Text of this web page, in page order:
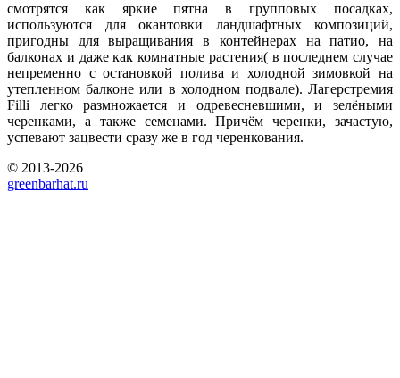
смотрятся как яркие пятна в групповых посадках,
используются для окантовки ландшафтных композиций,
пригодны для выращивания в контейнерах на патио, на
балконах и даже как комнатные растения( в последнем случае
непременно с остановкой полива и холодной зимовкой на
утепленном балконе или в холодном подвале). Лагерстремия
Filli легко размножается и одревесневшими, и зелёными
черенками, а также семенами. Причём черенки, зачастую,
успевают зацвести сразу же в год черенкования.
© 2013-2026
greenbarhat.ru